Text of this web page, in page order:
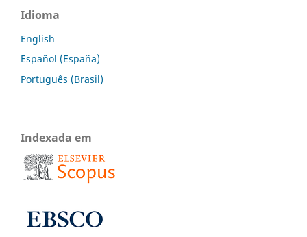
Idioma
English
Español (España)
Português (Brasil)
Indexada em